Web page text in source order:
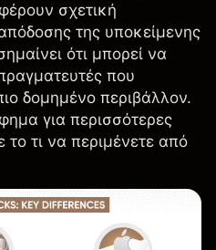
σχετική
της υποκείμενης
ότι μπορεί να
που
δομημένο περιβάλλον.
για περισσότερες
τι να περιμένετε από